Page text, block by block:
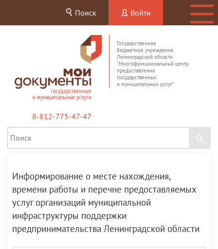
Поиск Войти
Государственное
бюджетное учреждение
Ленинградской области
"Многофункциональный центр
предоставления
государственных
и муниципальных услуг"
8-812-775-47-47
Информирование о месте нахождения,
времени работы и перечне предоставляемых
услуг организаций муниципальной
инфраструктуры поддержки
предпринимательства Ленинградской области